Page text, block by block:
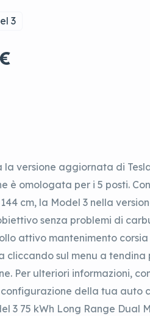
3
versione aggiornata di
è omologata per i 5 posti.
cm, la Model 3 nella
senza problemi di
attivo mantenimento corsia
cliccando sul menu a
Per ulteriori informazioni,
della tua auto
3 75 kWh Long Range Dual